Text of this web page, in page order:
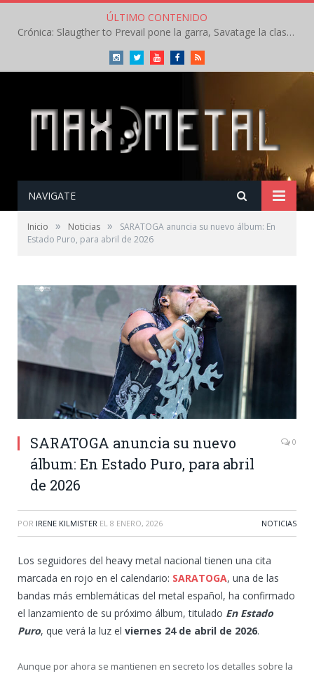
ÚLTIMO CONTENIDO
Crónica: Slaugther to Prevail pone la garra, Savatage la clase en la apertura del Leyendas del Rock – Miércoles – Agosto 2026
InstagramTwitterYoutubeFacebookRSS
NAVIGATE
Inicio » Noticias »
SARATOGA anuncia su nuevo álbum: En
Estado Puro, para abril de 2026
SARATOGA anuncia su nuevo
álbum: En Estado Puro, para abril
de 2026
0
POR IRENE KILMISTER EL 8 ENERO, 2026 NOTICIAS
Los seguidores del heavy metal nacional tienen una cita
marcada en rojo en el calendario: SARATOGA, una de las
bandas más emblemáticas del metal español, ha confirmado
el lanzamiento de su próximo álbum, titulado En Estado
Puro, que verá la luz el viernes 24 de abril de 2026.
Aunque por ahora se mantienen en secreto los detalles sobre la